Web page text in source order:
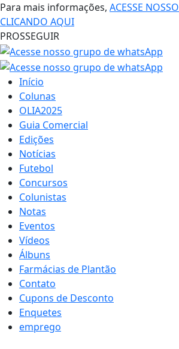
Para mais informações, ACESSE
CLICANDO AQUI
PROSSEGUIR
Início
Colunas
OLIA2025
Guia Comercial
Edições
Notícias
Futebol
Concursos
Colunistas
Notas
Eventos
Vídeos
Álbuns
Farmácias de Plantão
Contato
Cupons de Desconto
Enquetes
emprego